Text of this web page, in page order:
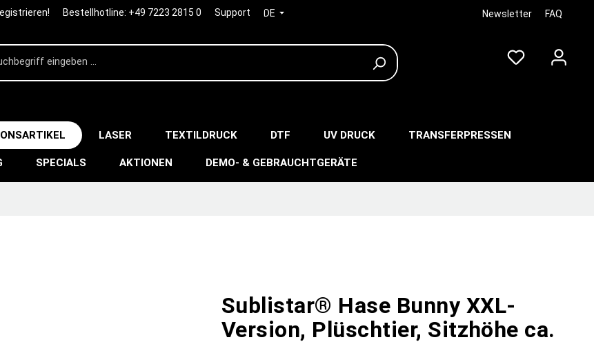
Bestellhotline: +49 7223 2815 0 Support DE Newsletter FAQ
LASER TEXTILDRUCK DTF UV DRUCK TRANSFERPRESSEN
SPECIALS AKTIONEN DEMO- & GEBRAUCHTGERÄTE
Sublistar® Hase Bunny XXL-
Version, Plüschtier, Sitzhöhe ca.